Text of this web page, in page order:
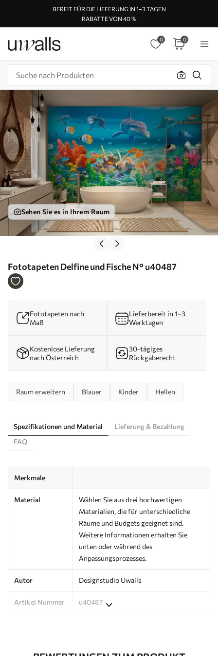
BEREIT FÜR DIE LIEFERUNG IN 1–3 TAGEN
RABATTE VON 40 %
0 0
Sehen Sie es in Ihrem Raum
Fototapeten Delfine und Fische N° u40487
Fototapeten nach
Maß
Lieferbereit in 1–3
Werktagen
Kostenlose Lieferung
nach Österreich
30-tägiges
Rückgaberecht
Raum erweitern Blauer Kinder Hellen
Spezifikationen und Material
Lieferung & Bezahlung
FAQ
Merkmale
Material
Wählen Sie aus drei hochwertigen
Materialien, die für unterschiedliche
Räume und Budgets geeignet sind.
Weitere Informationen erhalten Sie
unten oder während des
Anpassungsprozesses.
Autor Designstudio Uwalls
Artikel Nummer u40487